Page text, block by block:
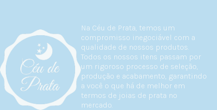
Na Céu de Prata, temos um
compromisso inegociável com a
qualidade de nossos produtos.
Todos os nossos itens passam por
um rigoroso processo de seleção,
produção e acabamento, garantindo
a você o que há de melhor em
termos de joias de prata no
mercado.